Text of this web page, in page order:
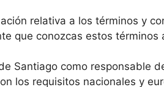
relativa a los términos y
que conozcas estos
Santiago como responsable
los requisitos nacionales y